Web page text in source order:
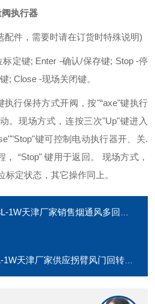
执行器
配件，需要时请在订货时特殊说明)
定键; Enter -确认/保存键; Stop -停
; Close -现场关闭键。
执行保持方式开阀，按"“axe"键执行
。现场方式，连按三次"Up"键进入
键可控制电动执行器开、关.
， “Stop" 键用于返回。 现场方式，
标定状态，其它操作同上。
天津厂家销售烟通风多回转电动执行器
天津厂家供应拐臂风门回转电动执行器